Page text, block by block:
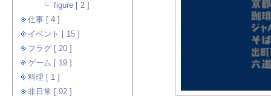
figure [ 2 ]
仕事 [ 4 ]
イベント [ 15 ]
フラグ [ 20 ]
ゲーム [ 19 ]
料理 [ 1 ]
非日常 [ 92 ]